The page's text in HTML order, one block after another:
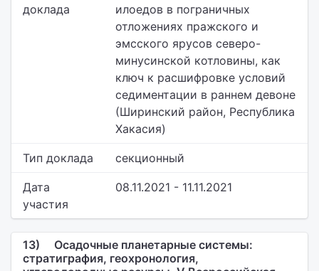
доклада
илоедов в пограничных
отложениях пражского и
эмсского ярусов северо-
минусинской котловины, как
ключ к расшифровке условий
седиментации в раннем девоне
(Ширинский район, Республика
Хакасия)
Тип доклада секционный
Дата
участия
08.11.2021 - 11.11.2021
13)
Осадочные планетарные системы:
стратиграфия, геохронология,